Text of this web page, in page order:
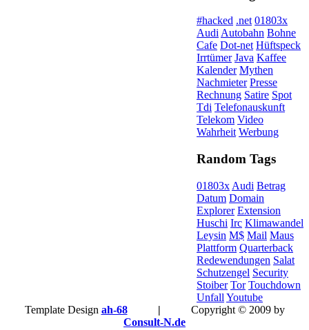
#hacked .net 01803x
Audi Autobahn Bohne
Cafe Dot-net Hüftspeck
Irrtümer Java Kaffee
Kalender Mythen
Nachmieter Presse
Rechnung Satire Spot
Tdi Telefonauskunft
Telekom Video
Wahrheit Werbung
Random Tags
01803x Audi Betrag
Datum Domain
Explorer Extension
Huschi Irc Klimawandel
Leysin M$ Mail Maus
Plattform Quarterback
Redewendungen Salat
Schutzengel Security
Stoiber Tor Touchdown
Unfall Youtube
Template Design ah-68 | Copyright © 2009 by
Consult-N.de